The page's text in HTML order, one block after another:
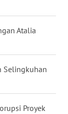
Atalia
Selingkuhan
Proyek